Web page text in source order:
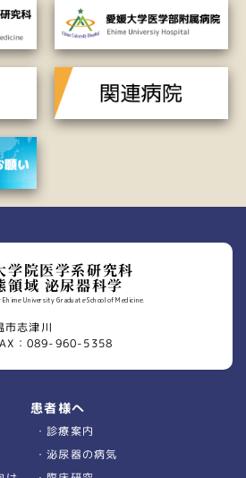
学院医学系研究科
領域 泌尿器科学
University Graduate School of Medicine.
志津川
：089-960-5358
患者様へ
診療案内
泌尿器の病気